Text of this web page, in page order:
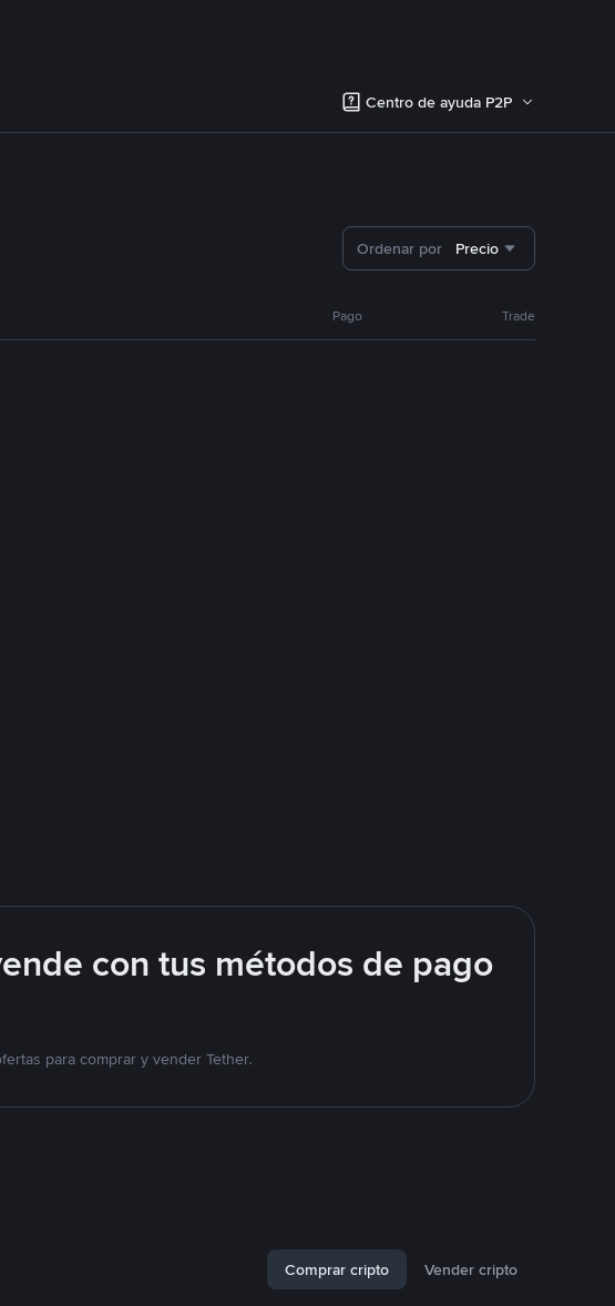
Centro de ayuda P2P
Ordenar por Precio
Pago Trade
con tus métodos de pago
para comprar y vender Tether.
Comprar cripto Vender cripto